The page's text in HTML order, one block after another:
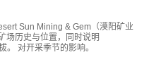
Sun Mining & Gem（漠阳矿业
场历史与位置，同时说明
。 对开采季节的影响。